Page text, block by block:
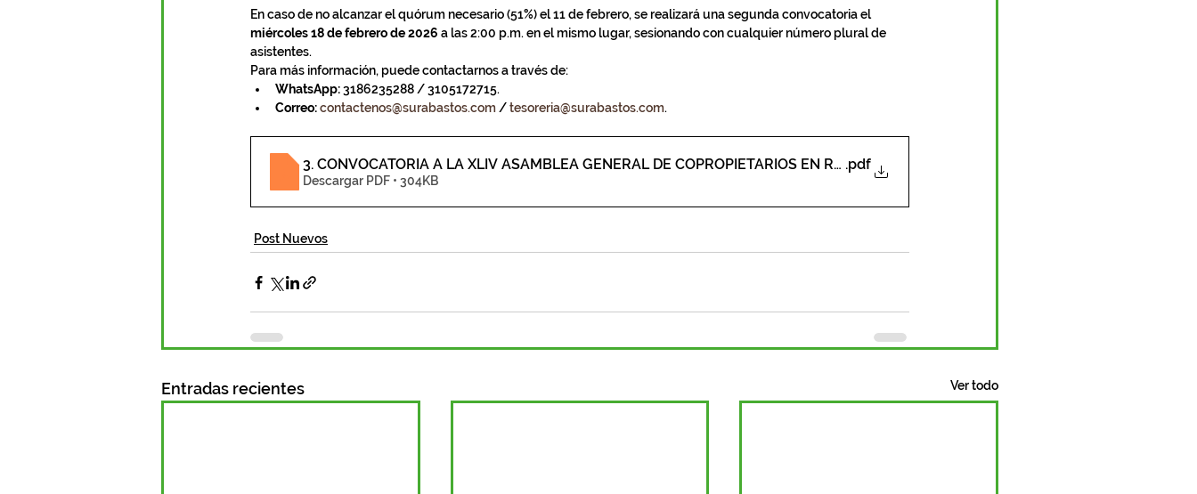
En caso de no alcanzar el quórum necesario (51%) el 11 de febrero, se realizará una segunda convocatoria el
miércoles 18 de febrero de 2026 a las 2:00 p.m. en el mismo lugar, sesionando con cualquier número plural de
asistentes.
Para más información, puede contactarnos a través de:
WhatsApp: 3186235288 / 3105172715.
Correo:contactenos@surabastos.com / tesoreria@surabastos.com.
3. CONVOCATORIA A LA XLIV ASAMBLEA GENERAL DE COPROPIETARIOS EN REUNION ORDINARIA
.pdf
Descargar PDF • 304KB
Post Nuevos
Entradas recientes Ver todo